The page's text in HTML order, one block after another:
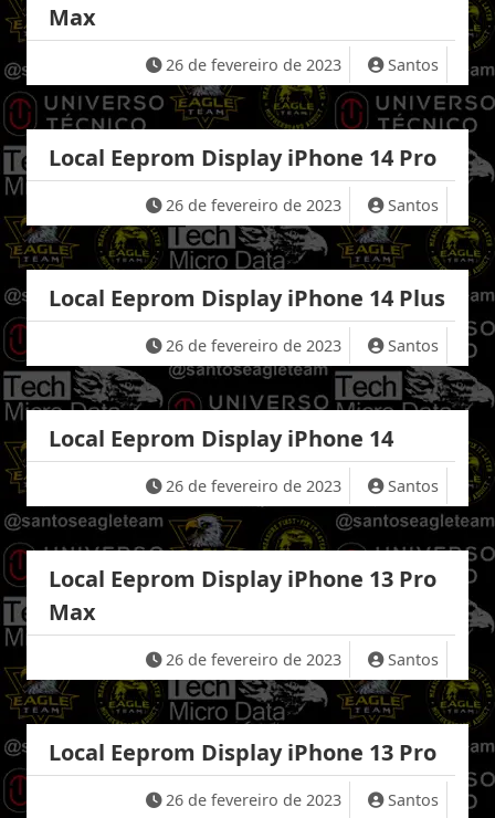
Max
26 de fevereiro de 2023 Santos
Local Eeprom Display iPhone 14 Pro
26 de fevereiro de 2023 Santos
Local Eeprom Display iPhone 14 Plus
26 de fevereiro de 2023 Santos
Local Eeprom Display iPhone 14
26 de fevereiro de 2023 Santos
Local Eeprom Display iPhone 13 Pro
Max
26 de fevereiro de 2023 Santos
Local Eeprom Display iPhone 13 Pro
26 de fevereiro de 2023 Santos